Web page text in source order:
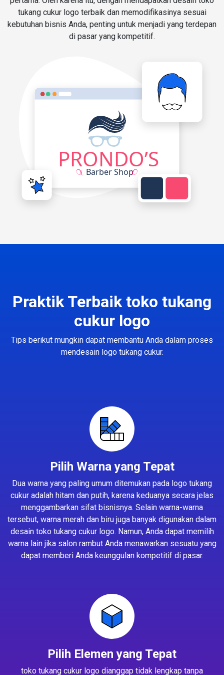
tukang cukur logo terbaik dan memodifikasinya sesuai
kebutuhan bisnis Anda, penting untuk menjadi yang terdepan
di pasar yang kompetitif.
Praktik Terbaik toko tukang
cukur logo
Tips berikut mungkin dapat membantu Anda dalam proses
mendesain logo tukang cukur.
Pilih Warna yang Tepat
Dua warna yang paling umum ditemukan pada logo tukang
cukur adalah hitam dan putih, karena keduanya secara jelas
menggambarkan sifat bisnisnya. Selain warna-warna
tersebut, warna merah dan biru juga banyak digunakan dalam
desain toko tukang cukur logo. Namun, Anda dapat memilih
warna lain jika salon rambut Anda menawarkan sesuatu yang
dapat memberi Anda keunggulan kompetitif di pasar.
Pilih Elemen yang Tepat
toko tukang cukur logo dianggap tidak lengkap tanpa